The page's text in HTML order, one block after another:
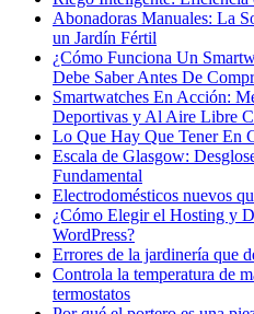
Abonadoras Manuales: La
un Jardín Fértil
¿Cómo Funciona Un
Debe Saber Antes De
Smartwatches En Acción:
Deportivas y Al Aire Libre
Lo Que Hay Que Tener En
Escala de Glasgow:
Fundamental
Electrodomésticos nuevos
¿Cómo Elegir el Hosting y
WordPress?
Errores de la jardinería que
Controla la temperatura de
termostatos